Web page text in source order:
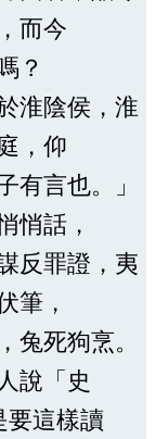
而今
？
淮陰侯，淮
，仰
有言也。」
悄話，
反罪證，夷
筆，
死狗烹。
說「史
這樣讀